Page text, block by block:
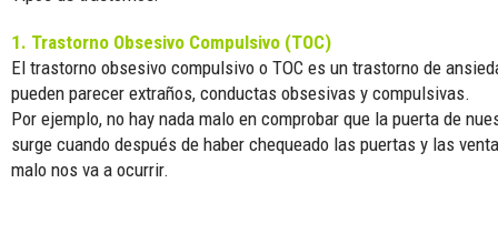
1. Trastorno Obsesivo Compulsivo (TOC)
El trastorno obsesivo compulsivo o TOC es un trastorno de
pueden parecer extraños, conductas obsesivas y compulsivas.
Por ejemplo, no hay nada malo en comprobar que la puerta de
surge cuando después de haber chequeado las puertas y las
malo nos va a ocurrir.